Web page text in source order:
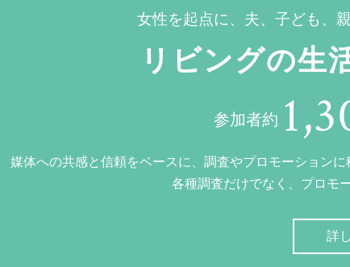
女性を起点に、夫、子ども、
リビングの生
参加者約
媒体への共感と信頼をベースに、調査やプロモーション
各種調査だけでなく、プロモ
詳